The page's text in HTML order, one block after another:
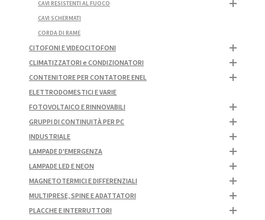
CAVI RESISTENTI AL FUOCO
CAVI SCHERMATI
CORDA DI RAME
CITOFONI E VIDEOCITOFONI
CLIMATIZZATORI e CONDIZIONATORI
CONTENITORE PER CONTATORE ENEL
ELETTRODOMESTICI E VARIE
FOTOVOLTAICO E RINNOVABILI
GRUPPI DI CONTINUITÀ PER PC
INDUSTRIALE
LAMPADE D'EMERGENZA
LAMPADE LED E NEON
MAGNETOTERMICI E DIFFERENZIALI
MULTIPRESE, SPINE E ADATTATORI
PLACCHE E INTERRUTTORI